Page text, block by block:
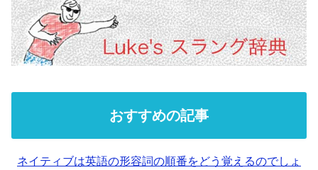
おすすめの記事
ネイティブは英語の形容詞の順番をどう覚えるのでしょ